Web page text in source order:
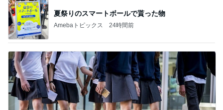
夏祭りのスマートボールで貰った物
Amebaトピックス 24時間前